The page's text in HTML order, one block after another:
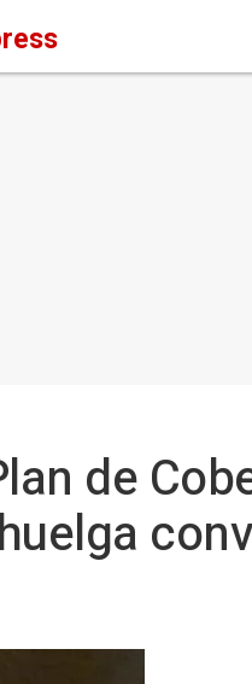
de